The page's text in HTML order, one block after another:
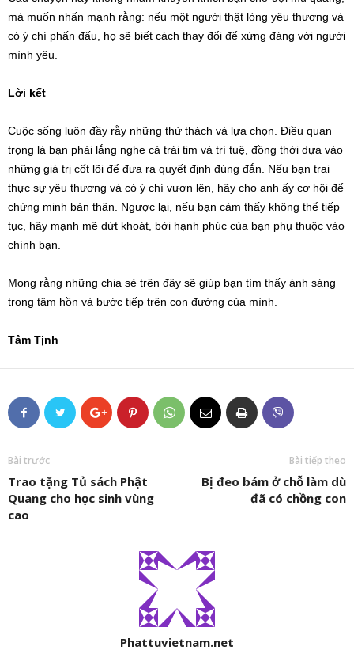
mà muốn nhấn mạnh rằng: nếu một người thật lòng yêu thương và
có ý chí phấn đấu, họ sẽ biết cách thay đổi để xứng đáng với người
mình yêu.
Lời kết
Cuộc sống luôn đầy rẫy những thử thách và lựa chọn. Điều quan
trọng là bạn phải lắng nghe cả trái tim và trí tuệ, đồng thời dựa vào
những giá trị cốt lõi để đưa ra quyết định đúng đắn. Nếu bạn trai
thực sự yêu thương và có ý chí vươn lên, hãy cho anh ấy cơ hội để
chứng minh bản thân. Ngược lại, nếu bạn cảm thấy không thể tiếp
tục, hãy mạnh mẽ dứt khoát, bởi hạnh phúc của bạn phụ thuộc vào
chính bạn.
Mong rằng những chia sẻ trên đây sẽ giúp bạn tìm thấy ánh sáng
trong tâm hồn và bước tiếp trên con đường của mình.
Tâm Tịnh
Bài trước
Trao tặng Tủ sách Phật
Quang cho học sinh vùng
cao
Bài tiếp theo
Bị đeo bám ở chỗ làm dù
đã có chồng con
Phattuvietnam.net